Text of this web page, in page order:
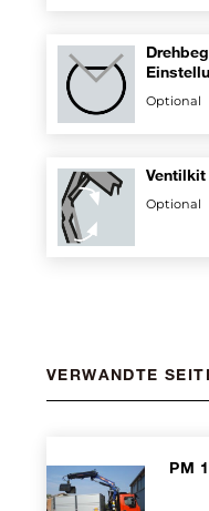
Optional
Ventilkit
Optional
VERWANDTE
PM